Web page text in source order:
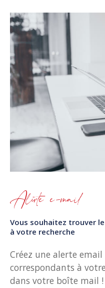
Alerte e-mail
Vous souhaitez trouver
à votre recherche
Créez une alerte email
correspondants à
dans votre boîte mail !